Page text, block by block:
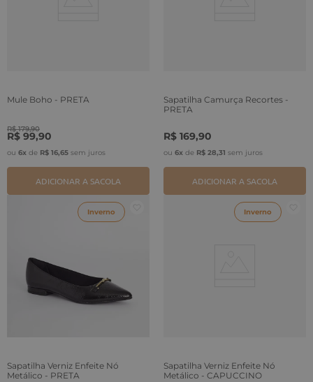
Mule Boho - PRETA
R$ 179,90
R$ 99,90
ou 6x de R$ 16,65 sem juros
ADICIONAR A SACOLA
Sapatilha Camurça Recortes -
PRETA
R$ 169,90
ou 6x de R$ 28,31 sem juros
ADICIONAR A SACOLA
Inverno
Sapatilha Verniz Enfeite Nó
Metálico - PRETA
Inverno
Sapatilha Verniz Enfeite Nó
Metálico - CAPUCCINO